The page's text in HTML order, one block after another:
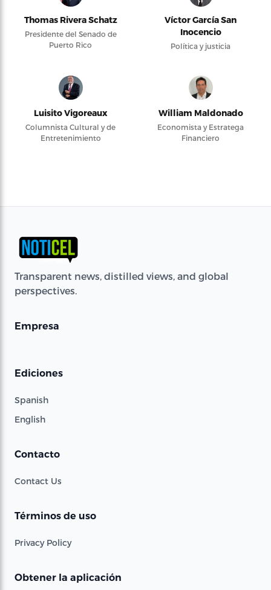
Thomas Rivera Schatz
Presidente del Senado de
Puerto Rico
Víctor García San
Inocencio
Política y justicia
Luisito Vigoreaux
Columnista Cultural y de
Entretenimiento
William Maldonado
Economista y Estratega
Financiero
Transparent news, distilled views, and global
perspectives.
Empresa
Ediciones
Spanish
English
Contacto
Contact Us
Términos de uso
Privacy Policy
Obtener la aplicación